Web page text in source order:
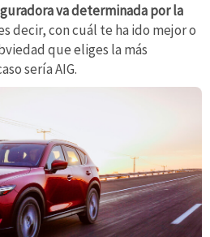
va determinada por la
decir, con cuál te ha ido mejor o
que eliges la más
sería AIG.